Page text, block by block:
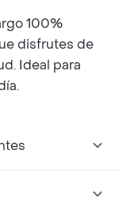
100%
disfrutes de
Ideal para